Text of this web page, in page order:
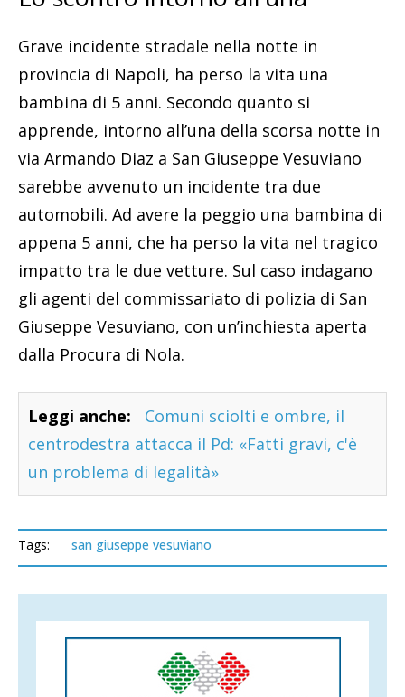
Grave incidente stradale nella notte in
provincia di Napoli, ha perso la vita una
bambina di 5 anni. Secondo quanto si
apprende, intorno all’una della scorsa notte in
via Armando Diaz a San Giuseppe Vesuviano
sarebbe avvenuto un incidente tra due
automobili. Ad avere la peggio una bambina di
appena 5 anni, che ha perso la vita nel tragico
impatto tra le due vetture. Sul caso indagano
gli agenti del commissariato di polizia di San
Giuseppe Vesuviano, con un’inchiesta aperta
dalla Procura di Nola.
Leggi anche:
Comuni sciolti e ombre, il
centrodestra attacca il Pd: «Fatti gravi, c'è
un problema di legalità»
Tags: san giuseppe vesuviano